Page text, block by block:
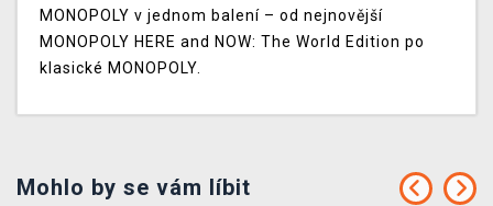
MONOPOLY v jednom balení – od nejnovější
MONOPOLY HERE and NOW: The World Edition po
klasické MONOPOLY.
Mohlo by se vám líbit